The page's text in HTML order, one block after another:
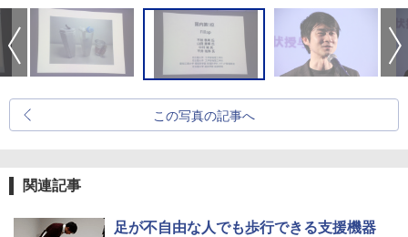
この写真の記事へ
関連記事
足が不自由な人でも歩行できる支援機器